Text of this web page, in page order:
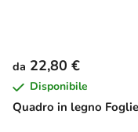
Quadro in legno Foglie
da 22,80 €
Disponibile